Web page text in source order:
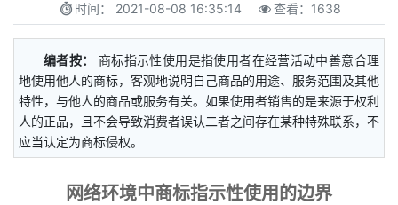
时间： 2021-08-08 16:35:14 查看： 1638
编者按：
商标指示性使用是指使用者在经营活动中善意合理
地使用他人的商标，客观地说明自己商品的用途、服务范围及其他
特性，与他人的商品或服务有关。如果使用者销售的是来源于权利
人的正品，且不会导致消费者误认二者之间存在某种特殊联系，不
应当认定为商标侵权。
网络环境中商标指示性使用的边界